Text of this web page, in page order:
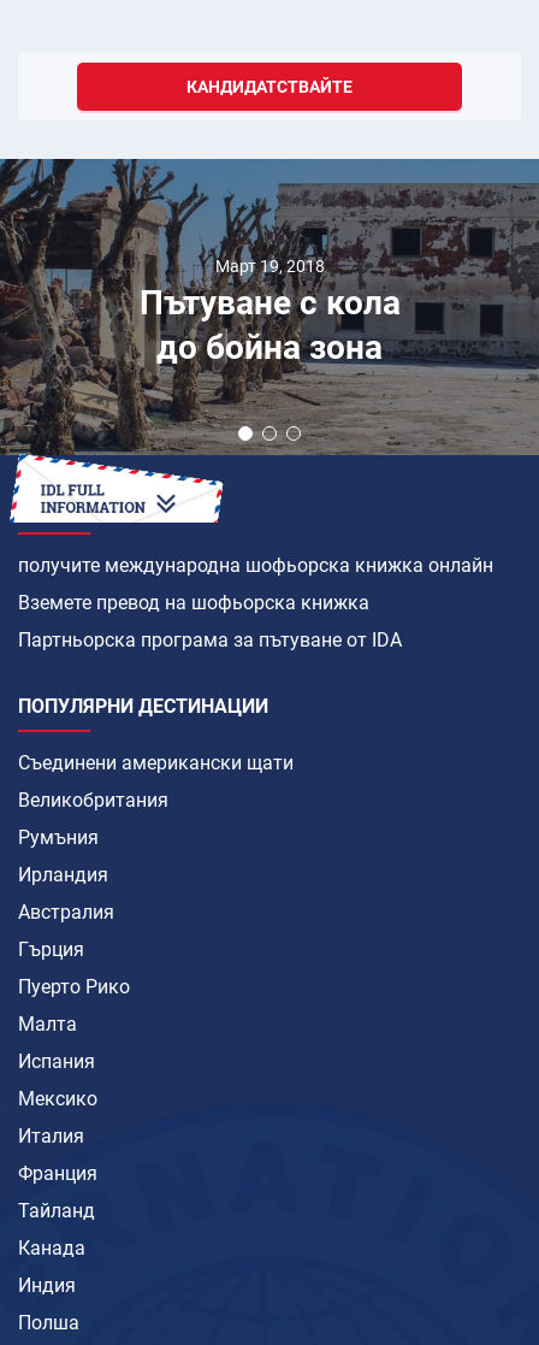
КАНДИДАТСТВАЙТЕ
Март 19, 2018
Пътуване с кола
до бойна зона
КАК ДА
получите международна шофьорска книжка онлайн
Вземете превод на шофьорска книжка
Партньорска програма за пътуване от IDA
ПОПУЛЯРНИ ДЕСТИНАЦИИ
Съединени американски щати
Великобритания
Румъния
Ирландия
Австралия
Гърция
Пуерто Рико
Малта
Испания
Мексико
Италия
Франция
Тайланд
Канада
Индия
Полша